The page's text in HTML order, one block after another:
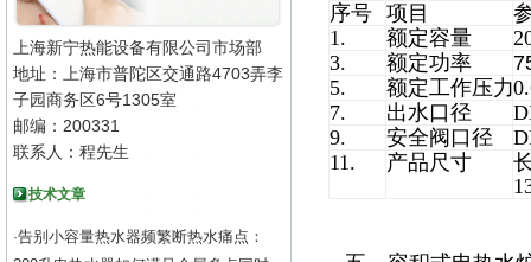
上海新宁热能设备有限公司市场部
地址：上海市普陀区交通路4703弄李
子园商务区6号1305室
邮编：200331
联系人：程先生
技术文章
·告别小容量热水器频繁断热水痛点：
序号
项目
1.
额定容量
3.
额定功率
5.
额定工作压力
7.
出水口径
9.
安全阀口径
11.
产品尺寸